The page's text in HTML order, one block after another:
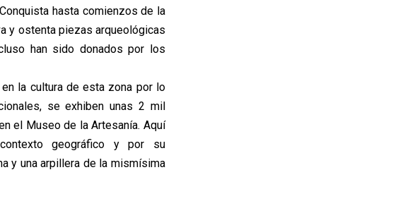
hasta comienzos de la
y ostenta piezas arqueológicas
han sido donados por los
la cultura de esta zona por lo
se exhiben unas 2 mil
el Museo de la Artesanía. Aquí
geográfico y por su
y una arpillera de la mismísima